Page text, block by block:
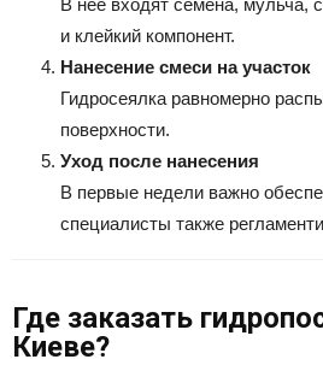
В неё входят семена, мульча,
и клейкий компонент.
Нанесение смеси на участок
Гидросеялка равномерно
поверхности.
Уход после нанесения
В первые недели важно
специалисты также
Где заказать
Киеве?